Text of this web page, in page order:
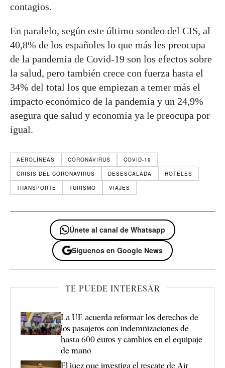
contagios.
En paralelo, según este último sondeo del CIS, al
40,8% de los españoles lo que más les preocupa
de la pandemia de Covid-19 son los efectos sobre
la salud, pero también crece con fuerza hasta el
34% del total los que empiezan a temer más el
impacto económico de la pandemia y un 24,9%
asegura que salud y economía ya le preocupa por
igual.
AEROLÍNEAS CORONAVIRUS
COVID-19
CRISIS DEL CORONAVIRUS
DESESCALADA
HOTELES
TRANSPORTE
TURISMO VIAJES
Únete al canal de Whatsapp
Síguenos en Google News
TE PUEDE INTERESAR
La UE acuerda reformar los derechos de
los pasajeros con indemnizaciones de
hasta 600 euros y cambios en el equipaje
de mano
El juez que investiga el rescate de Air